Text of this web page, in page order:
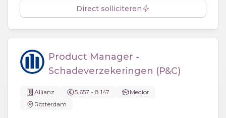
Direct solliciteren
Product Manager -
Schadeverzekeringen (P&C)
Allianz 5.657 - 8.147
Medior
Rotterdam